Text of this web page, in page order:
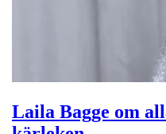
Laila Bagge om